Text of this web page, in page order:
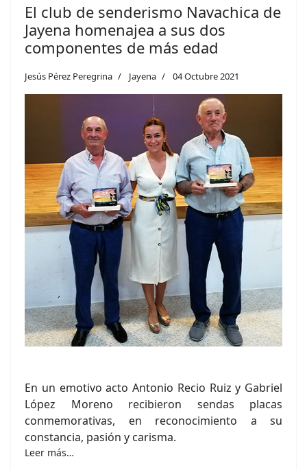
El club de senderismo Navachica de
Jayena homenajea a sus dos
componentes de más edad
Jesús Pérez Peregrina Jayena 04 Octubre 2021
En un emotivo acto Antonio Recio Ruiz y Gabriel
López Moreno recibieron sendas placas
conmemorativas, en reconocimiento a su
constancia, pasión y carisma.
Leer más…